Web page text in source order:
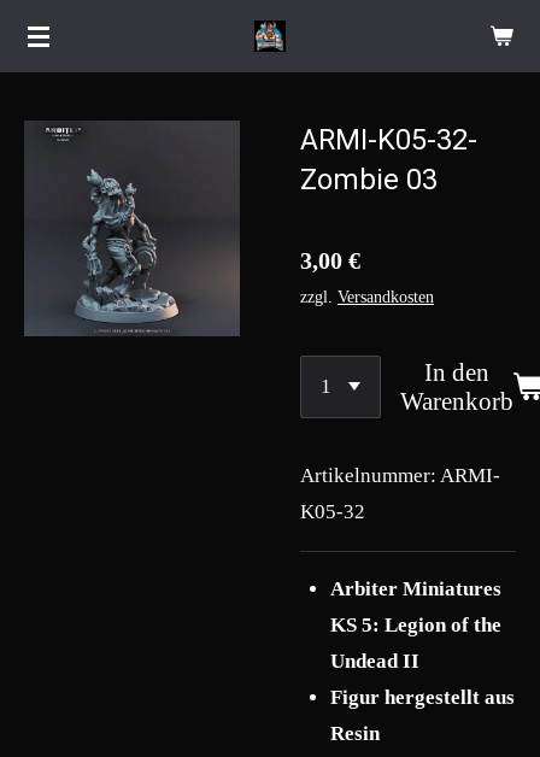
Zum
ARMI-K05-32-
Zombie 03
3,00 €
zzgl. Versandkosten
In den
Warenkorb
Artikelnummer: ARMI-
K05-32
Arbiter Miniatures
KS 5: Legion of the
Undead II
Figur hergestellt aus
Resin